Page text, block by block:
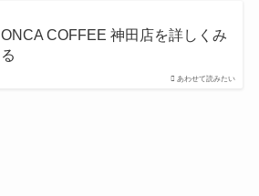
あわせて読みたい
ONCA COFFEE 神田店を詳しくみ
る